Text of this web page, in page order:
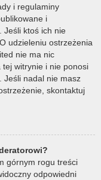
i regulaminy
i
Jeśli ktoś ich nie
udzieleniu ostrzeżenia
nie ma nic
witrynie i nie ponosi
Jeśli nadal nie masz
skontaktuj
górnym rogu treści
odpowiedni